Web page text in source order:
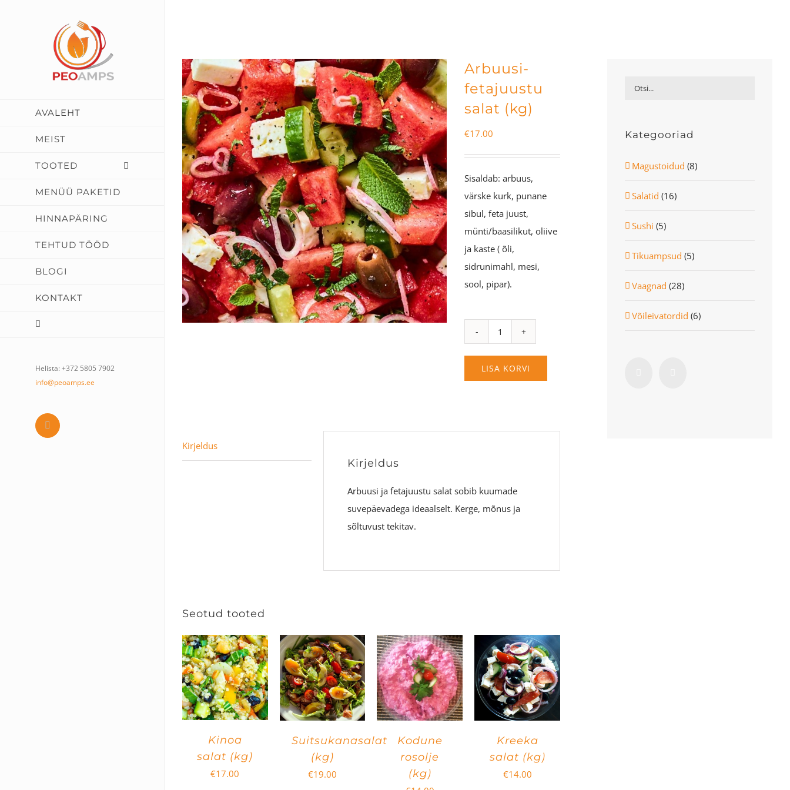
AVALEHT
MEIST
TOOTED
MENÜÜ PAKETID
HINNAPÄRING
TEHTUD TÖÖD
BLOGI
KONTAKT
Helista: +372 5805 7902
info@peoamps.ee
Facebook
Arbuusi-
fetajuustu
salat (kg)
€17.00
Sisaldab: arbuus,
värske kurk, punane
sibul, feta juust,
münti/baasilikut, oliive
ja kaste ( õli,
sidrunimahl, mesi,
sool, pipar).
Arbuusi-
fetajuustu
salat
(kg)
LISA KORVI
Kirjeldus
Kirjeldus
Arbuusi ja fetajuustu salat sobib kuumade
suvepäevadega ideaalselt. Kerge, mõnus ja
sõltuvust tekitav.
Seotud tooted
Kinoa
salat (kg)
€17.00
Suitsukanasalat
(kg)
€19.00
Kodune
rosolje
(kg)
Kreeka
salat (kg)
€14.00
Kategooriad
Magustoidud (8)
Salatid (16)
Sushi (5)
Tikuampsud (5)
Vaagnad (28)
Võileivatordid (6)